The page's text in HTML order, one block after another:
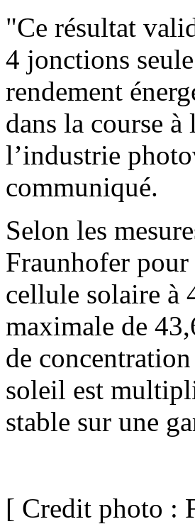
"Ce résultat
4 jonctions
rendement
dans la course
l’industrie
communiqué.
Selon les
Fraunhofer pour
cellule solaire à
maximale de
de
soleil est
stable sur une
[ Credit photo :